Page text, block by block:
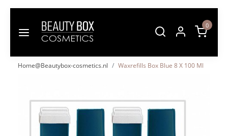
0
Home@Beautybox-cosmetics.nl Waxrefills Box Blue 8 X 100 Ml